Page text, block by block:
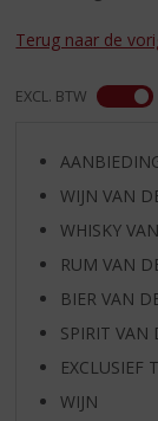
r
n
Terug naar de
EXCL. BTW
WIJN VAN
WHISKY
RUM VAN
BIER VAN
SPIRIT VAN
EXCLUSIEF
WIJN